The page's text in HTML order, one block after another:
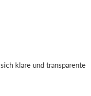
klare und transparente